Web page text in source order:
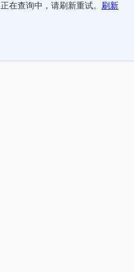
正在查询中，请刷新重试。 刷新